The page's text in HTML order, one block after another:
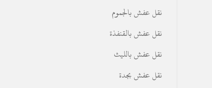
نقل عفش بالجموم
نقل عفش بالقنفذة
نقل عفش بالليث
نقل عفش بجدة